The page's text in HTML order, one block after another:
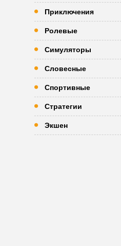
Приключения
Ролевые
Симуляторы
Словесные
Спортивные
Стратегии
Экшен